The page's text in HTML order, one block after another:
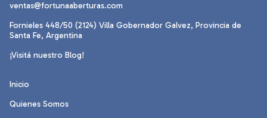
ventas@fortunaaberturas.com
Fornieles 448/50 (2124) Villa Gobernador Galvez, Provincia de
Santa Fe, Argentina
¡Visitá nuestro Blog!
Inicio
Quienes Somos